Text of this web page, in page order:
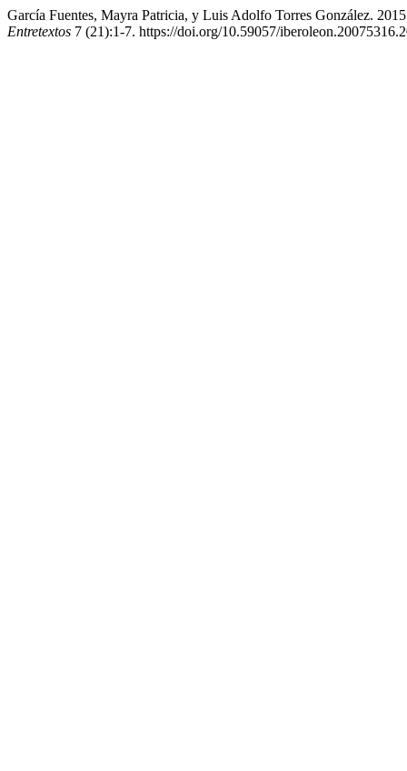
García Fuentes, Mayra Patricia, y Luis Adolfo Torres González.
Entretextos 7 (21):1-7. https://doi.org/10.59057/